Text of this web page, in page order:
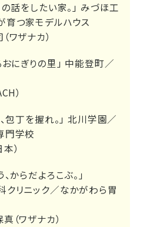
の話をしたい家。」 みづほ工
育つ家モデルハウス
ワザナカ）
おにぎりの里」 中能登町／
）
、包丁を握れ。」 北川学園／
門学校
）
からだよろこぶ。」
クリニック／なかがわら胃
（ワザナカ）